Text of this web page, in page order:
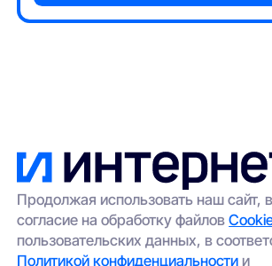
Продолжая использовать наш сайт,
согласие на обработку файлов
пользовательских данных, в
Политикой конфиденциальности и